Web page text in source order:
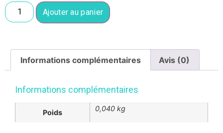
Ajouter au panier
Informations complémentaires Avis (0)
Informations complémentaires
Poids 0,040 kg